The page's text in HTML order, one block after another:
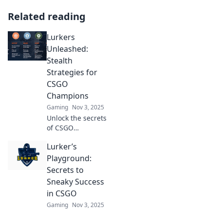
Related reading
Lurkers
Unleashed:
Stealth
Strategies for
CSGO
Champions
Gaming Nov 3, 2025
Unlock the secrets
of CSGO
Discover stealth
strategies that will
transform you into
champion. Dive in
now!
Lurker’s
Playground:
Secrets to
Sneaky Success
in CSGO
Gaming Nov 3, 2025